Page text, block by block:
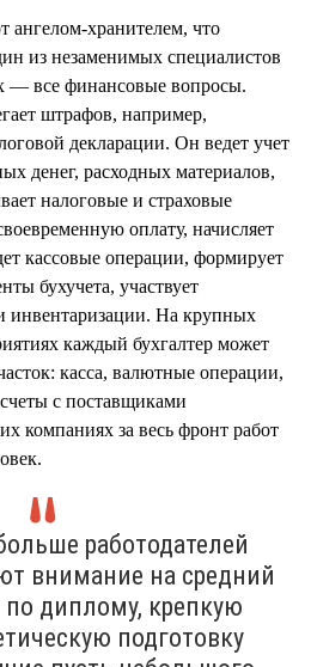
ангелом-хранителем, что
из незаменимых специалистов
— все финансовые вопросы.
штрафов, например,
декларации. Он ведет учет
денег, расходных материалов,
налоговые и страховые
оплату, начисляет
кассовые операции, формирует
бухучета, участвует
инвентаризации. На крупных
каждый бухгалтер может
касса, валютные операции,
с поставщиками
компаниях за весь фронт работ
работодателей
внимание на средний
по диплому, крепкую
подготовку